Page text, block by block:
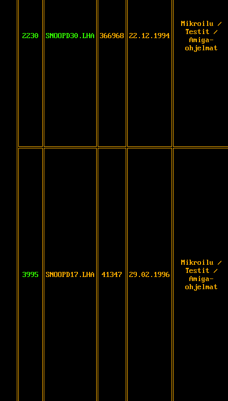
2230 SNOOPD30.LHA 366968 22.12.1994
Mikroilu /
Testit /
Amiga-
ohjelmat
3995 SNOOPD17.LHA 41347 29.02.1996
Mikroilu /
Testit /
Amiga-
ohjelmat